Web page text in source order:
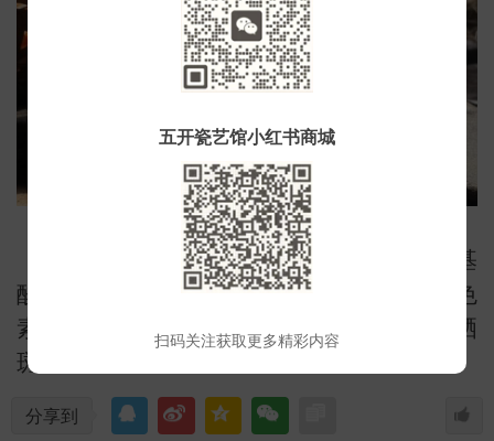
五开瓷艺馆小红书商城
扫码关注获取更多精彩内容
小
红豆杉种子含有的青花素、维生素、氨基
酸等成分，兼具清除体内自由基，抑制黑色
素的沉淀的作用，可以帮助去除色斑、晒
斑，增加皮肤弹性。
分享到